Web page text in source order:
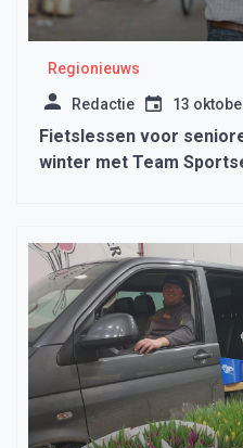
Regionieuws
Redactie 13
Fietslessen voor
winter met Team